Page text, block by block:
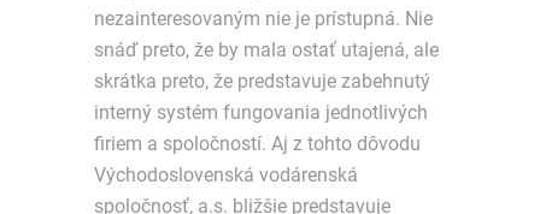
nezainteresovaným nie je prístupná. Nie
snáď preto, že by mala ostať utajená, ale
skrátka preto, že predstavuje zabehnutý
interný systém fungovania jednotlivých
firiem a spoločností. Aj z tohto dôvodu
Východoslovenská vodárenská
spoločnosť, a.s. bližšie predstavuje